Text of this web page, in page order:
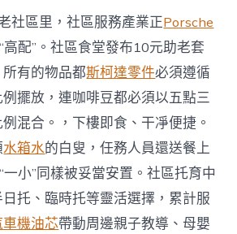
商
｜
一
刻
鐘，
圈
出
社
區
溫
度〉
中
社區里，社區服務產業正Porsche
高配”。社區食堂發布10元助老套
有的物品都斯柯達零件必須遵循
擺放，連咖啡豆都必須以五點三
混合。，下樓即食、干凈便捷。
水箱水的白叟，任務人員還送餐上
一小”同樣被妥當安置。社區托育中
托、臨時托等靈活選擇，累計服
車機油芯帶動周邊親子教導、母嬰